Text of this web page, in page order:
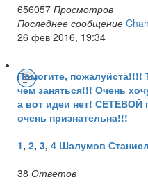
656057 Просмотров
Последнее сообщение
26 фев 2016, 19:34
Помогите, пожалуйста!!!!
чем заняться!!! Очень
а вот идеи нет! СЕТЕВОЙ
очень признательна!!!
1, 2, 3, 4 Шалумов
38 Ответов